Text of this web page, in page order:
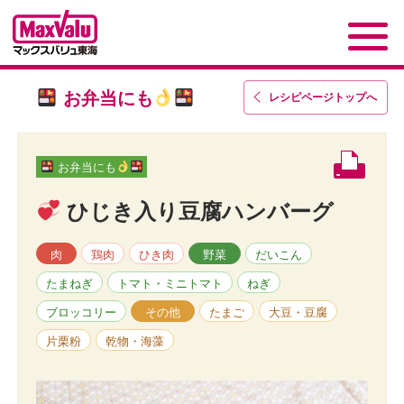
レシピページトップへ
お弁当にも
お弁当にも
ひじき入り豆腐ハンバーグ
肉 鶏肉 ひき肉 野菜 だいこん
たまねぎ トマト・ミニトマト ねぎ
ブロッコリー その他 たまご 大豆・豆腐
片栗粉 乾物・海藻